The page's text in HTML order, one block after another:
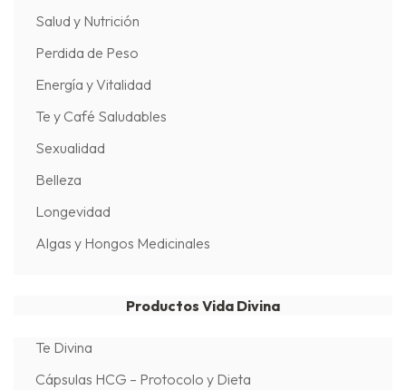
Salud y Nutrición
Perdida de Peso
Energía y Vitalidad
Te y Café Saludables
Sexualidad
Belleza
Longevidad
Algas y Hongos Medicinales
Productos Vida Divina
Te Divina
Cápsulas HCG – Protocolo y Dieta